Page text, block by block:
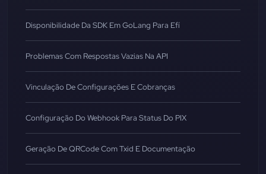
Disponibilidade Da SDK Em GoLang Para Efí
Problemas Com Respostas Vazias Na API
Vinculação De Configurações E Cobranças
Configuração Do Webhook Para Status Do PIX
Geração De QRCode Com Txid E Documentação